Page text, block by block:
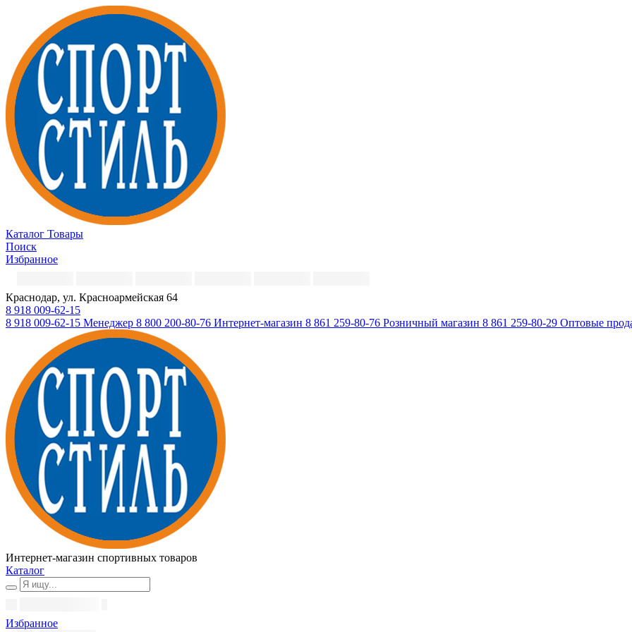
Каталог Товары
Поиск
Избранное
Краснодар, ул. Красноармейская 64
8 918 009-62-15
8 918 009-62-15 Менеджер 8 800 200-80-76 Интернет-магазин 8 861 259-80-76 Розничный магазин 8 861 259-80-29 Оптовые
Интернет-магазин спортивных товаров
Каталог
Избранное